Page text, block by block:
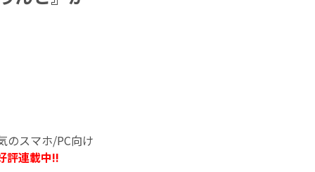
のスマホ/PC向け
評連載中!!